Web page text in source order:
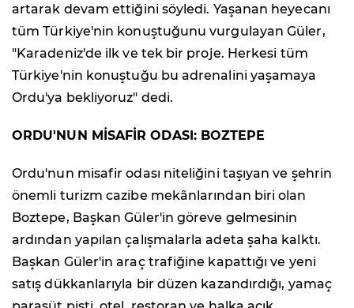
artarak devam ettiğini söyledi. Yaşanan heyecanı
tüm Türkiye'nin konuştuğunu vurgulayan Güler,
"Karadeniz'de ilk ve tek bir proje. Herkesi tüm
Türkiye'nin konuştuğu bu adrenalini yaşamaya
Ordu'ya bekliyoruz" dedi.
ORDU'NUN MİSAFİR ODASI: BOZTEPE
Ordu'nun misafir odası niteliğini taşıyan ve şehrin
önemli turizm cazibe mekânlarından biri olan
Boztepe, Başkan Güler'in göreve gelmesinin
ardından yapılan çalışmalarla adeta şaha kalktı.
Başkan Güler'in araç trafiğine kapattığı ve yeni
satış dükkanlarıyla bir düzen kazandırdığı, yamaç